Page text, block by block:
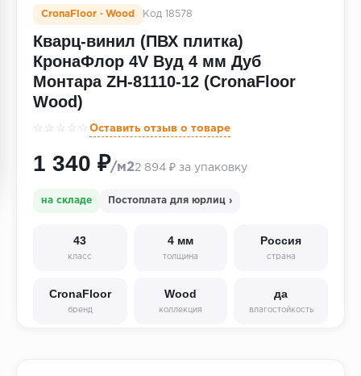
CronaFloor · Wood Код 18578
Кварц-винил (ПВХ плитка)
КронаФлор 4V Вуд 4 мм Дуб
Монтара ZH-81110-12 (CronaFloor
Wood)
☆☆☆☆☆ Оставить отзыв о товаре
1 340 ₽/м22 894 ₽ за упаковку
на складе Постоплата для юрлиц ›
43
класс
4 мм
толщина
Россия
страна
CronaFloor
бренд
Wood
коллекция
да
влагостойкость